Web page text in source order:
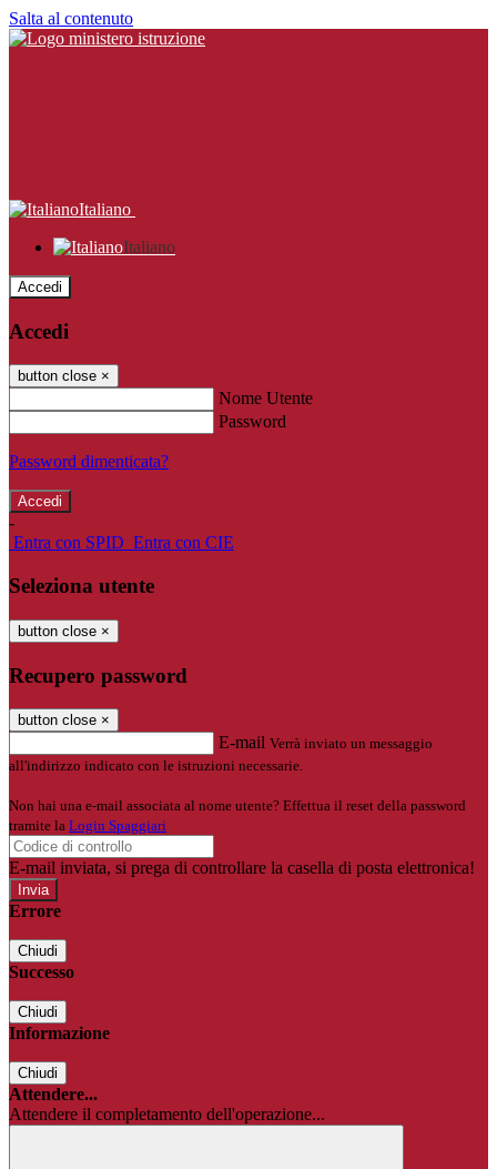
Salta al contenuto
Italiano
Italiano
Accedi
Accedi
button close ×
Nome Utente
Password
Password dimenticata?
-
Entra con SPID Entra con CIE
Seleziona utente
button close ×
Recupero password
button close ×
E-mail Verrà inviato un messaggio
all'indirizzo indicato con le istruzioni necessarie.
Non hai una e-mail associata al nome utente? Effettua il reset della password
tramite la Login Spaggiari
E-mail inviata, si prega di controllare la casella di posta elettronica!
Errore
Chiudi
Successo
Chiudi
Informazione
Chiudi
Attendere...
Attendere il completamento dell'operazione...